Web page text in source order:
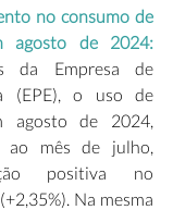
no consumo de
da Empresa de
(EPE), o uso de
agosto de 2024,
ao mês de julho,
positiva no
Na mesma